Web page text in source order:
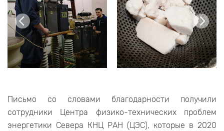
Письмо со словами благодарности получили
сотрудники Центра физико-технических проблем
энергетики Севера КНЦ РАН (ЦЭС), которые в 2020